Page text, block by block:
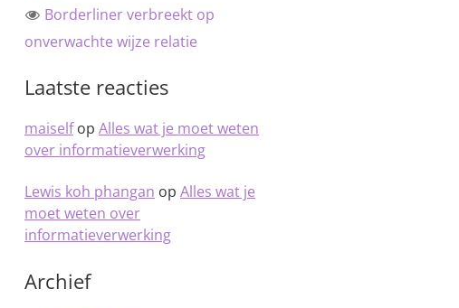
Borderliner verbreekt op
onverwachte wijze relatie
Laatste reacties
maiselfop Alles wat je moet weten
over informatieverwerking
Lewis koh phangan op Alles wat je
moet weten over
informatieverwerking
Archief